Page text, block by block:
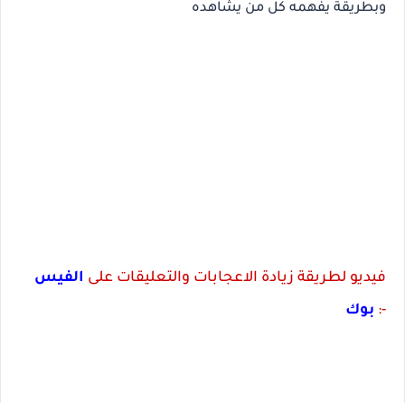
وبطريقة يفهمه كل من يشاهده
فيديو لطريقة زيادة الاعجابات والتعليقات على الفيس
بوك :-